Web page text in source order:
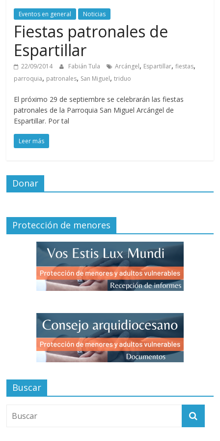
Eventos en general Noticias
Fiestas patronales de
Espartillar
22/09/2014 Fabián Tula Arcángel, Espartillar,fiestas,
parroquia, patronales, San Miguel,triduo
El próximo 29 de septiembre se celebrarán las fiestas
patronales de la Parroquia San Miguel Arcángel de
Espartillar. Por tal
Leer más
Donar
Protección de menores
Buscar